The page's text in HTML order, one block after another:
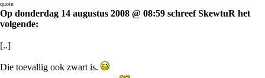
quote:
Op donderdag 14 augustus 2008 @ 08:59 schreef SkewtuR het
volgende:
[..]
Die toevallig ook zwart is.